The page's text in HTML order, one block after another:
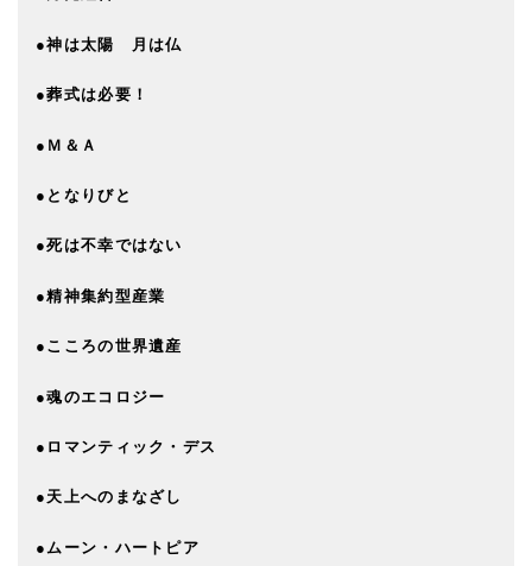
●神は太陽 月は仏
●葬式は必要！
●Ｍ＆Ａ
●となりびと
●死は不幸ではない
●精神集約型産業
●こころの世界遺産
●魂のエコロジー
●ロマンティック・デス
●天上へのまなざし
●ムーン・ハートピア